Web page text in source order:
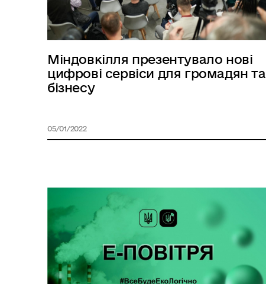
Міндовкілля презентувало нові
цифрові сервіси для громадян та
бізнесу
05/01/2022